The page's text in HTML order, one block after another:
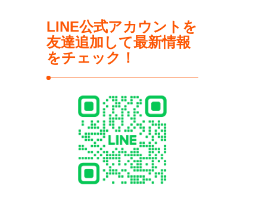
LINE公式アカウントを
友達追加して最新情報
をチェック！